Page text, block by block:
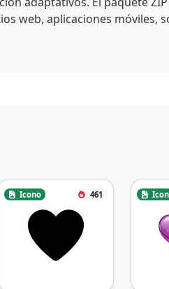
web, aplicaciones
Icono 461